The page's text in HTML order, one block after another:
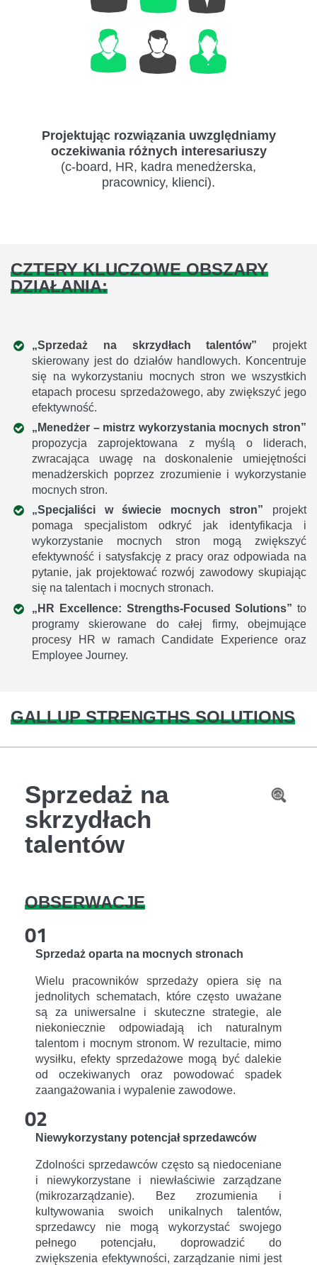
Projektując rozwiązania uwzględniamy
oczekiwania różnych interesariuszy
(c-board, HR, kadra menedżerska,
pracownicy, klienci).
CZTERY KLUCZOWE OBSZARY
DZIAŁANIA:
„Sprzedaż na skrzydłach talentów” projekt
skierowany jest do działów handlowych. Koncentruje
się na wykorzystaniu mocnych stron we wszystkich
etapach procesu sprzedażowego, aby zwiększyć jego
efektywność.
„Menedżer – mistrz wykorzystania mocnych stron”
propozycja zaprojektowana z myślą o liderach,
zwracająca uwagę na doskonalenie umiejętności
menadżerskich poprzez zrozumienie i wykorzystanie
mocnych stron.
„Specjaliści w świecie mocnych stron” projekt
pomaga specjalistom odkryć jak identyfikacja i
wykorzystanie mocnych stron mogą zwiększyć
efektywność i satysfakcję z pracy oraz odpowiada na
pytanie, jak projektować rozwój zawodowy skupiając
się na talentach i mocnych stronach.
„HR Excellence: Strengths-Focused Solutions” to
programy skierowane do całej firmy, obejmujące
procesy HR w ramach Candidate Experience oraz
Employee Journey.
GALLUP STRENGTHS SOLUTIONS
Sprzedaż na
skrzydłach
talentów
OBSERWACJE
01
Sprzedaż oparta na mocnych stronach
Wielu pracowników sprzedaży opiera się na
jednolitych schematach, które często uważane
są za uniwersalne i skuteczne strategie, ale
niekoniecznie odpowiadają ich naturalnym
talentom i mocnym stronom. W rezultacie, mimo
wysiłku, efekty sprzedażowe mogą być dalekie
od oczekiwanych oraz powodować spadek
zaangażowania i wypalenie zawodowe.
02
Niewykorzystany potencjał sprzedawców
Zdolności sprzedawców często są niedoceniane
i niewykorzystane i niewłaściwie zarządzane
(mikrozarządzanie). Bez zrozumienia i
kultywowania swoich unikalnych talentów,
sprzedawcy nie mogą wykorzystać swojego
pełnego potencjału, doprowadzić do
zwiększenia efektywności, zarządzanie nimi jest